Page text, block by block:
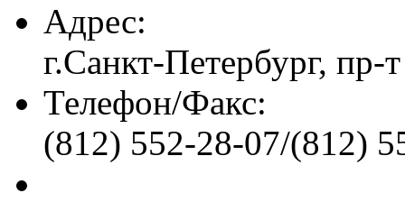
Адрес:
г.Санкт-Петербург, пр-
Телефон/Факс:
(812) 552-28-07/(812)